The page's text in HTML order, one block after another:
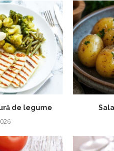
de legume